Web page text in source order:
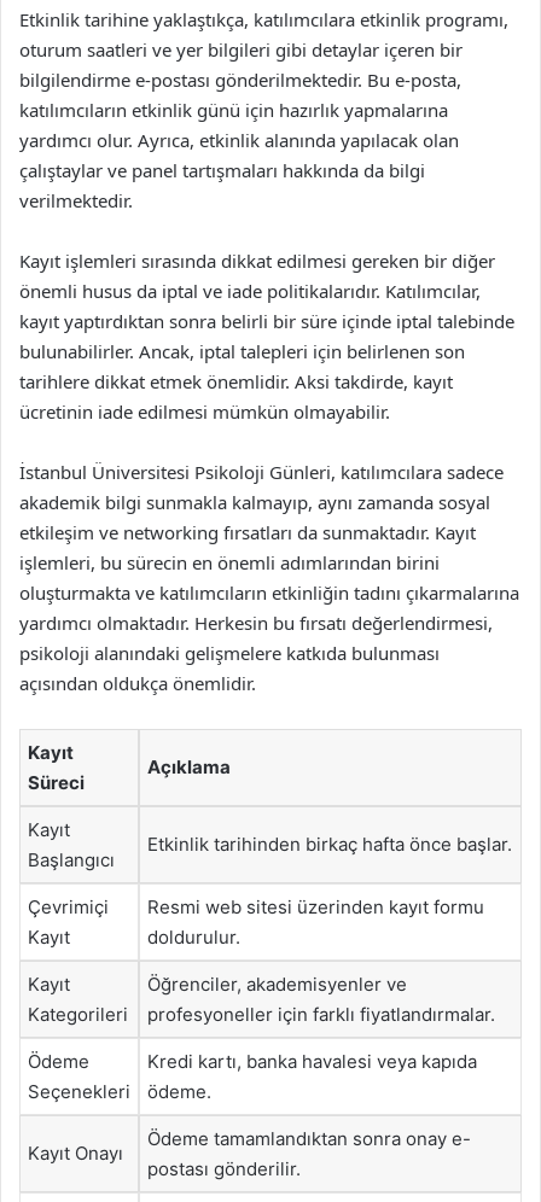
Etkinlik tarihine yaklaştıkça, katılımcılara etkinlik programı,
oturum saatleri ve yer bilgileri gibi detaylar içeren bir
bilgilendirme e-postası gönderilmektedir. Bu e-posta,
katılımcıların etkinlik günü için hazırlık yapmalarına
yardımcı olur. Ayrıca, etkinlik alanında yapılacak olan
çalıştaylar ve panel tartışmaları hakkında da bilgi
verilmektedir.
Kayıt işlemleri sırasında dikkat edilmesi gereken bir diğer
önemli husus da iptal ve iade politikalarıdır. Katılımcılar,
kayıt yaptırdıktan sonra belirli bir süre içinde iptal talebinde
bulunabilirler. Ancak, iptal talepleri için belirlenen son
tarihlere dikkat etmek önemlidir. Aksi takdirde, kayıt
ücretinin iade edilmesi mümkün olmayabilir.
İstanbul Üniversitesi Psikoloji Günleri, katılımcılara sadece
akademik bilgi sunmakla kalmayıp, aynı zamanda sosyal
etkileşim ve networking fırsatları da sunmaktadır. Kayıt
işlemleri, bu sürecin en önemli adımlarından birini
oluşturmakta ve katılımcıların etkinliğin tadını çıkarmalarına
yardımcı olmaktadır. Herkesin bu fırsatı değerlendirmesi,
psikoloji alanındaki gelişmelere katkıda bulunması
açısından oldukça önemlidir.
Kayıt
Süreci
Açıklama
Kayıt
Başlangıcı
Etkinlik tarihinden birkaç hafta önce başlar.
Çevrimiçi
Kayıt
Resmi web sitesi üzerinden kayıt formu
doldurulur.
Kayıt
Kategorileri
Öğrenciler, akademisyenler ve
profesyoneller için farklı fiyatlandırmalar.
Ödeme
Seçenekleri
Kredi kartı, banka havalesi veya kapıda
ödeme.
Kayıt Onayı
Ödeme tamamlandıktan sonra onay e-
postası gönderilir.